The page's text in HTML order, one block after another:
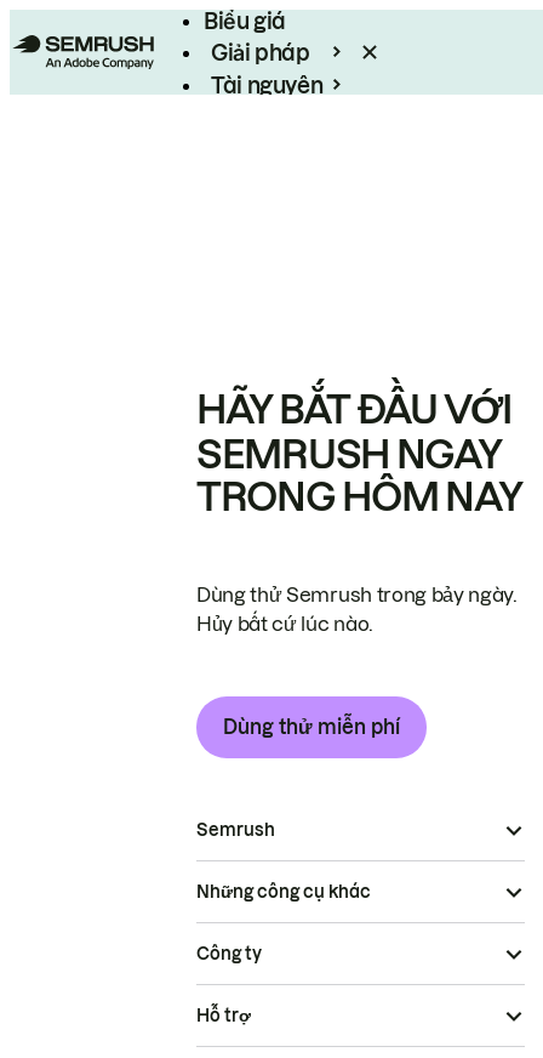
Biểu giá
Giải pháp
Tài nguyên
HÃY BẮT ĐẦU VỚI
SEMRUSH NGAY
TRONG HÔM NAY
Dùng thử Semrush trong bảy ngày.
Hủy bất cứ lúc nào.
Dùng thử miễn phí
Semrush
Những công cụ khác
Công ty
Hỗ trợ